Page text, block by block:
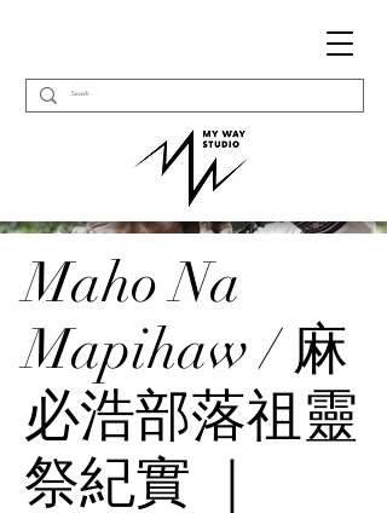
Maho Na
Mapihaw / 麻
必浩部落祖靈
祭紀實 ｜